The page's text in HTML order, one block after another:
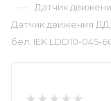
— Датчик
Датчик движения ДД
бел. IEK LDD10-045-